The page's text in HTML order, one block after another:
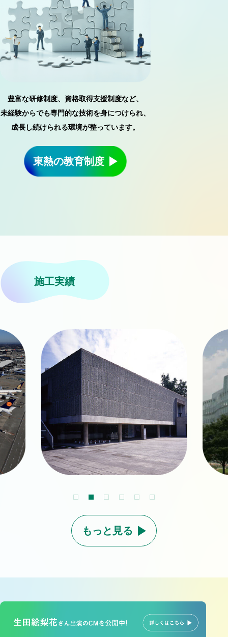
豊富な研修制度、資格取得支援制度など、
未経験からでも専門的な技術を身につけられ、
成長し続けられる環境が整っています。
東熱の教育制度
施工実績
もっと見る